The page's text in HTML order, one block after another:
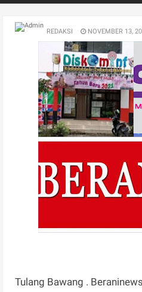
REDAKSI NOVEMBER 13,
Tulang Bawang .